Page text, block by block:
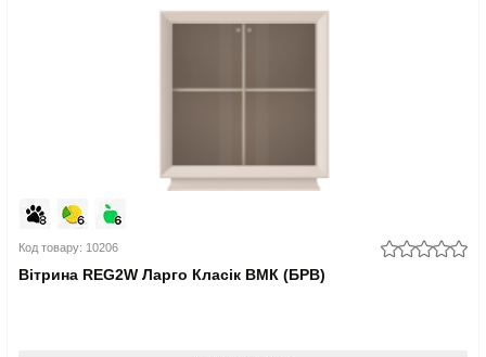
Код товару: 10206
Вітрина REG2W Ларго Класік ВМК (БРВ)